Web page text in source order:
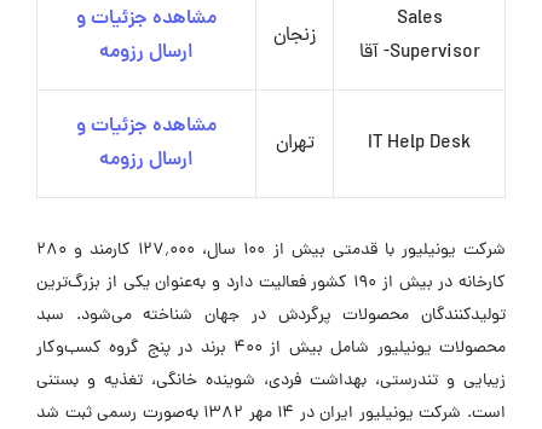
Sales
Supervisor- آقا
زنجان
مشاهده جزئیات و
ارسال رزومه
IT Help Desk تهران
مشاهده جزئیات و
ارسال رزومه
شرکت یونیلیور با قدمتی بیش از 100 سال، 127٬000 کارمند و 280
کارخانه در بیش از 190 کشور فعالیت دارد و به‌عنوان یکی از بزرگ‌ترین
تولیدکنندگان محصولات پرگردش در جهان شناخته می‌شود. سبد
محصولات یونیلیور شامل بیش از 400 برند در پنج گروه کسب‌وکار
زیبایی و تندرستی، بهداشت فردی، شوینده خانگی، تغذیه و بستنی
است. شرکت یونیلیور ایران در 14 مهر 1382 به‌صورت رسمی ثبت شد